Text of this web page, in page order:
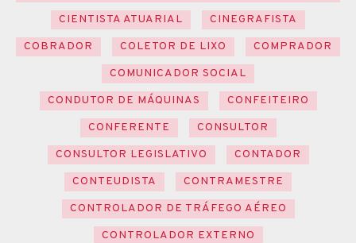
CIENTISTA ATUARIAL
CINEGRAFISTA
COBRADOR
COLETOR DE LIXO
COMPRADOR
COMUNICADOR SOCIAL
CONDUTOR DE MÁQUINAS
CONFEITEIRO
CONFERENTE
CONSULTOR
CONSULTOR LEGISLATIVO
CONTADOR
CONTEUDISTA
CONTRAMESTRE
CONTROLADOR DE TRÁFEGO AÉREO
CONTROLADOR EXTERNO